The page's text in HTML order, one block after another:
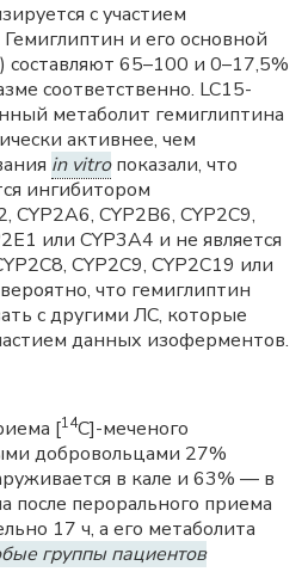
с участием
и его основной
составляют 65–100 и 0–17,5%
соответственно. LC15-
метаболит гемиглиптина
активнее, чем
in vitroпоказали, что
ингибитором
CYP2B6, CYP2C9,
или CYP3A4 и не является
CYP2C9, CYP2C19 или
что гемиглиптин
с другими ЛС, которые
данных изоферментов.
[14С]-меченого
добровольцами 27%
в кале и 63% — в
после перорального приема
17 ч, а его метаболита
группы пациентов